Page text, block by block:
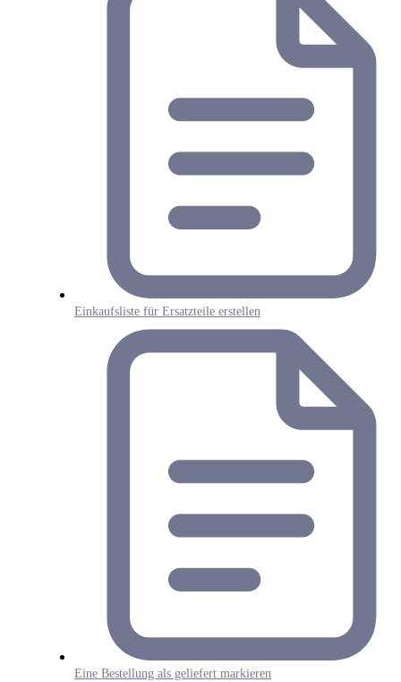
Einkaufsliste für Ersatzteile erstellen
Eine Bestellung als geliefert markieren